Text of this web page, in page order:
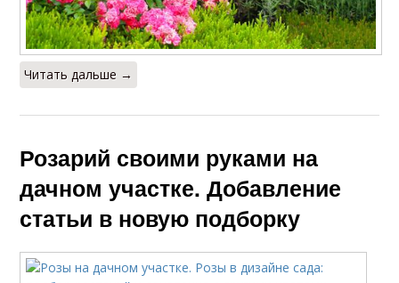
Читать дальше →
Розарий своими руками на
дачном участке. Добавление
статьи в новую подборку